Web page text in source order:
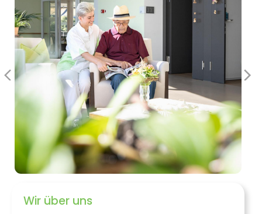
Wir über uns